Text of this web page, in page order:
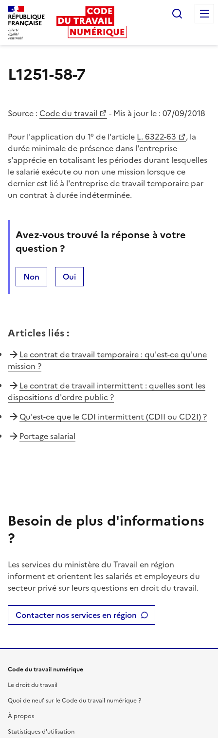
RÉPUBLIQUE
FRANÇAISE
L1251-58-7
Source : Code du travail - Mis à jour le : 07/09/2018
Pour l'application du 1° de l'article L. 6322-63
, la
durée minimale de présence dans l'entreprise
s'apprécie en totalisant les périodes durant lesquelles
le salarié exécute ou non une mission lorsque ce
dernier est lié à l'entreprise de travail temporaire par
un contrat à durée indéterminée.
Avez-vous trouvé la réponse à votre
question ?
Non Oui
Articles liés :
Le contrat de travail temporaire : qu'est-ce qu'une
mission ?
Le contrat de travail intermittent : quelles sont les
dispositions d'ordre public ?
Qu'est-ce que le CDI intermittent (CDII ou CD2I) ?
Portage salarial
Besoin de plus d'informations
?
Les services du ministère du Travail en région
informent et orientent les salariés et employeurs du
secteur privé sur leurs questions en droit du travail.
Contacter nos services en région
Code du travail numérique
Le droit du travail
Quoi de neuf sur le Code du travail numérique ?
À propos
Statistiques d'utilisation